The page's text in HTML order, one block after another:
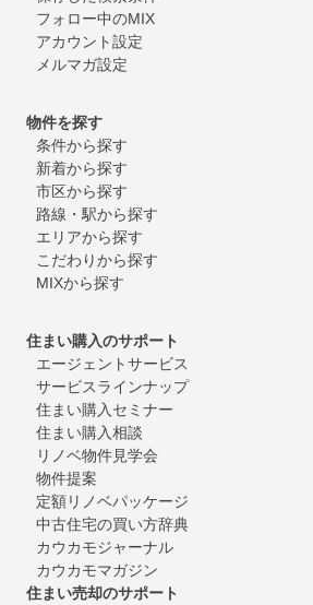
フォロー中のMIX
アカウント設定
メルマガ設定
物件を探す
条件から探す
新着から探す
市区から探す
路線・駅から探す
エリアから探す
こだわりから探す
MIXから探す
住まい購入のサポート
エージェントサービス
サービスラインナップ
住まい購入セミナー
住まい購入相談
リノベ物件見学会
物件提案
定額リノベパッケージ
中古住宅の買い方辞典
カウカモジャーナル
カウカモマガジン
住まい売却のサポート